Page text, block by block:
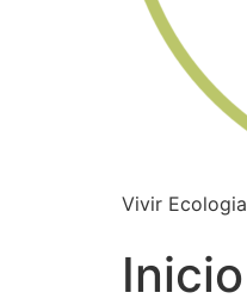
Vivir Ecologia
Inicio